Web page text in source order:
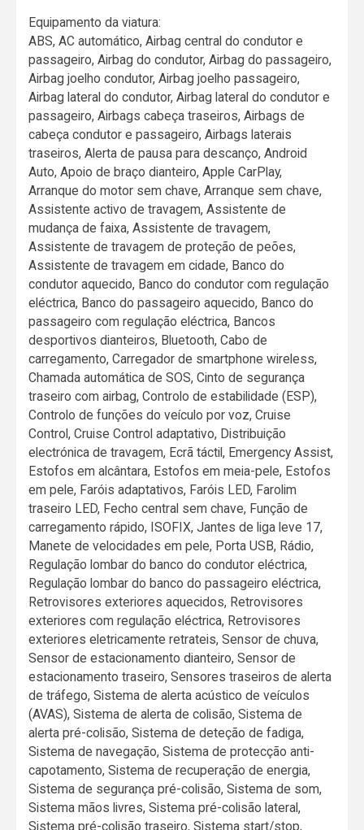
Equipamento da viatura:
ABS, AC automático, Airbag central do condutor e
passageiro, Airbag do condutor, Airbag do passageiro,
Airbag joelho condutor, Airbag joelho passageiro,
Airbag lateral do condutor, Airbag lateral do condutor e
passageiro, Airbags cabeça traseiros, Airbags de
cabeça condutor e passageiro, Airbags laterais
traseiros, Alerta de pausa para descanço, Android
Auto, Apoio de braço dianteiro, Apple CarPlay,
Arranque do motor sem chave, Arranque sem chave,
Assistente activo de travagem, Assistente de
mudança de faixa, Assistente de travagem,
Assistente de travagem de proteção de peões,
Assistente de travagem em cidade, Banco do
condutor aquecido, Banco do condutor com regulação
eléctrica, Banco do passageiro aquecido, Banco do
passageiro com regulação eléctrica, Bancos
desportivos dianteiros, Bluetooth, Cabo de
carregamento, Carregador de smartphone wireless,
Chamada automática de SOS, Cinto de segurança
traseiro com airbag, Controlo de estabilidade (ESP),
Controlo de funções do veículo por voz, Cruise
Control, Cruise Control adaptativo, Distribuição
electrónica de travagem, Ecrã táctil, Emergency Assist,
Estofos em alcântara, Estofos em meia-pele, Estofos
em pele, Faróis adaptativos, Faróis LED, Farolim
traseiro LED, Fecho central sem chave, Função de
carregamento rápido, ISOFIX, Jantes de liga leve 17,
Manete de velocidades em pele, Porta USB, Rádio,
Regulação lombar do banco do condutor eléctrica,
Regulação lombar do banco do passageiro eléctrica,
Retrovisores exteriores aquecidos, Retrovisores
exteriores com regulação eléctrica, Retrovisores
exteriores eletricamente retrateis, Sensor de chuva,
Sensor de estacionamento dianteiro, Sensor de
estacionamento traseiro, Sensores traseiros de alerta
de tráfego, Sistema de alerta acústico de veículos
(AVAS), Sistema de alerta de colisão, Sistema de
alerta pré-colisão, Sistema de deteção de fadiga,
Sistema de navegação, Sistema de protecção anti-
capotamento, Sistema de recuperação de energia,
Sistema de segurança pré-colisão, Sistema de som,
Sistema mãos livres, Sistema pré-colisão lateral,
Sistema pré-colisão traseiro, Sistema start/stop,